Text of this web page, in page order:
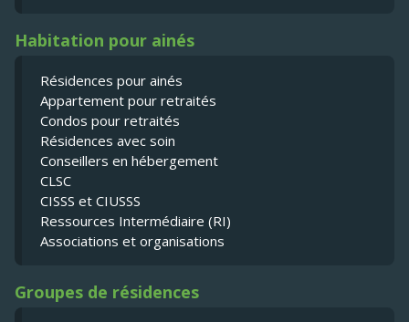
Habitation pour ainés
Résidences pour ainés
Appartement pour retraités
Condos pour retraités
Résidences avec soin
Conseillers en hébergement
CLSC
CISSS et CIUSSS
Ressources Intermédiaire (RI)
Associations et organisations
Groupes de résidences